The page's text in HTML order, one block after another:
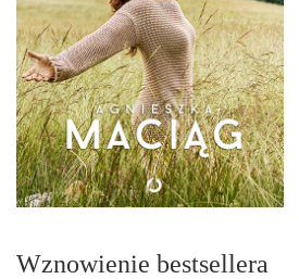
Wznowienie bestsellera